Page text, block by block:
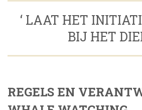
‘ LAAT HET
BIJ HET
REGELS EN